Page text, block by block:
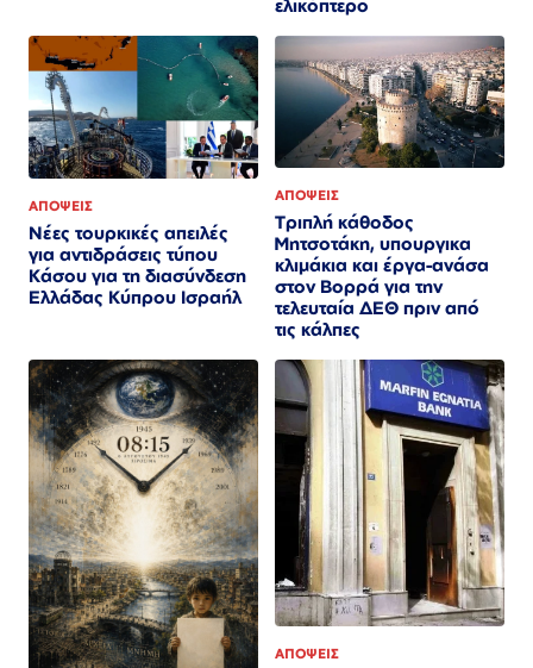
ελικόπτερο​​​​​​​​​​​​​​​​​​​​​​​​​​​​​​​​​​​​​​​​​​​​​​​​​​
ΑΠΟΨΕΙΣ
Νέες τουρκικές απειλές
για αντιδράσεις τύπου
Κάσου για τη διασύνδεση
Ελλάδας Κύπρου Ισραήλ
ΑΠΟΨΕΙΣ
Τριπλή κάθοδος
Μητσοτάκη, υπουργικα
κλιμάκια και έργα-ανάσα
στον Βορρά για την
τελευταία ΔΕΘ πριν από
τις κάλπες
ΑΠΟΨΕΙΣ